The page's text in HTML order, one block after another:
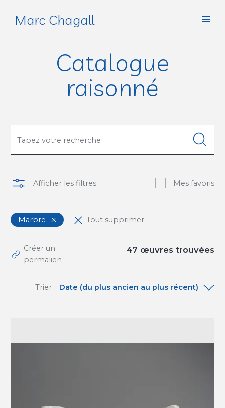
Marc Chagall
Catalogue
raisonné
Afficher les filtres Mes favoris
Marbre Tout supprimer
Créer un
permalien
47 œuvres trouvées
Trier Date (du plus ancien au plus récent)